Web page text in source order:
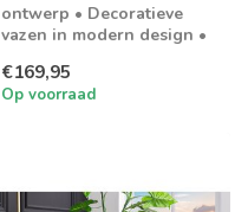
ontwerp • Decoratieve
vazen in modern design •
donutvorm Afmetin...
€169,95
Op voorraad